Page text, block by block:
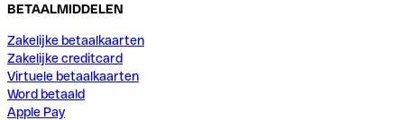
BETAALMIDDELEN
Zakelijke betaalkaarten
Zakelijke creditcard
Virtuele betaalkaarten
Word betaald
Apple Pay